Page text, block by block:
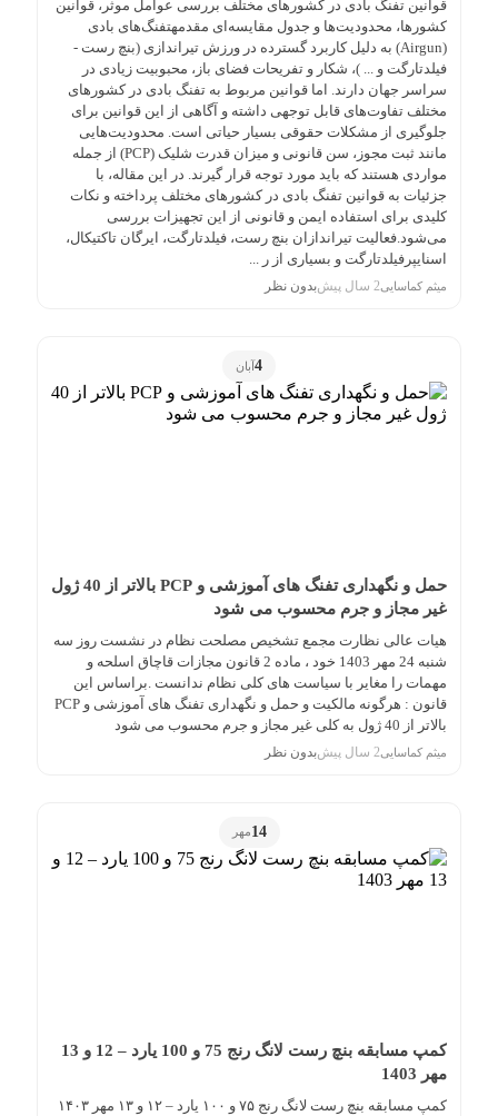
قوانین تفنگ بادی در کشورهای مختلف بررسی عوامل موثر، قوانین
کشورها، محدودیت‌ها و جدول مقایسه‌ای مقدمهتفنگ‌های بادی
(Airgun) به دلیل کاربرد گسترده در ورزش تیراندازی (بنچ رست -
فیلدتارگت و ... )، شکار و تفریحات فضای باز، محبوبیت زیادی در
سراسر جهان دارند. اما قوانین مربوط به تفنگ بادی در کشورهای
مختلف تفاوت‌های قابل ‌توجهی داشته و آگاهی از این قوانین برای
جلوگیری از مشکلات حقوقی بسیار حیاتی است. محدودیت‌هایی
مانند ثبت مجوز، سن قانونی و میزان قدرت شلیک (PCP) از جمله
مواردی هستند که باید مورد توجه قرار گیرند. در این مقاله، با
جزئیات به قوانین تفنگ بادی در کشورهای مختلف پرداخته و نکات
کلیدی برای استفاده ایمن و قانونی از این تجهیزات بررسی
می‌شود.فعالیت تیراندازان بنچ رست، فیلدتارگت، ایرگان تاکتیکال،
اسنایپرفیلدتارگت و بسیاری از ر ...
میثم کماسایی2 سال پیش بدون نظر
4آبان
حمل و نگهداری تفنگ های آموزشی و PCP بالاتر از 40 ژول
غیر مجاز و جرم محسوب می شود
هیات عالی نظارت مجمع تشخیص مصلحت نظام در نشست روز سه
شنبه 24 مهر 1403 خود ، ماده 2 قانون مجازات قاچاق اسلحه و
مهمات را مغایر با سیاست های کلی نظام ندانست .براساس این
قانون : هرگونه مالکیت و حمل و نگهداری تفنگ های آموزشی و PCP
بالاتر از 40 ژول به کلی غیر مجاز و جرم محسوب می شود
میثم کماسایی2 سال پیش بدون نظر
14مهر
کمپ مسابقه بنچ رست لانگ رنج 75 و 100 یارد – 12 و 13
مهر 1403
کمپ مسابقه بنچ رست لانگ رنج ۷۵ و ۱۰۰ یارد – ۱۲ و ۱۳ مهر ۱۴۰۳